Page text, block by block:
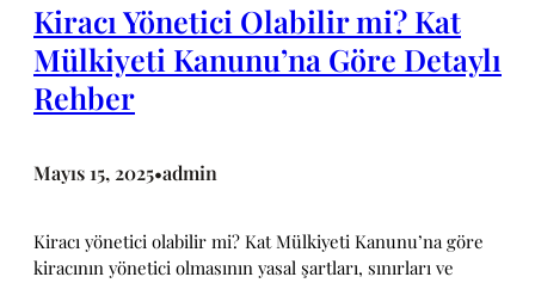
Kiracı Yönetici Olabilir mi? Kat
Mülkiyeti Kanunu’na Göre Detaylı
Rehber
Mayıs 15, 2025•admin
Kiracı yönetici olabilir mi? Kat Mülkiyeti Kanunu’na göre
kiracının yönetici olmasının yasal şartları, sınırları ve